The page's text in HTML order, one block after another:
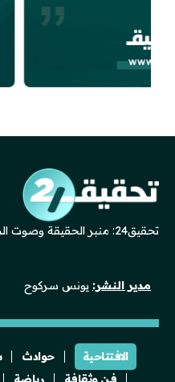
تحقيق24: منبر الحقيقة وصوت المصداقية.
مدير النشر: يونس سركوح
الافتتاحية حوادث
فن وثقافة
رياضة